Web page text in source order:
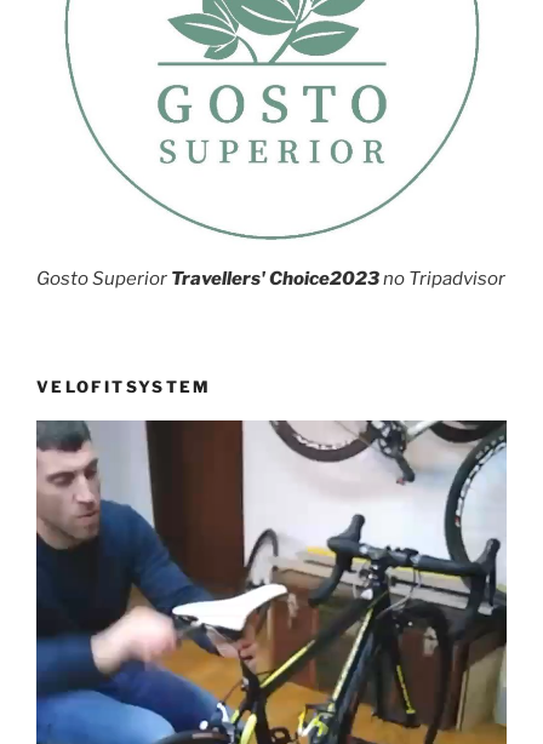
Gosto Superior Travellers' Choice2023no Tripadvisor
VELOFITSYSTEM
Reprodutor
de
vídeo